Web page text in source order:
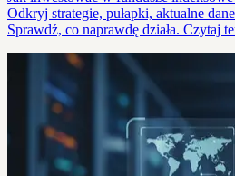
Odkryj strategie, pułapki, aktualne
Sprawdź, co naprawdę działa. Czytaj